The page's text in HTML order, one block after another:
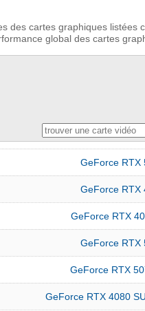
des cartes graphiques listées
global des cartes
GeForce RTX
GeForce RTX
GeForce RTX
GeForce RTX
GeForce RTX
GeForce RTX 4080